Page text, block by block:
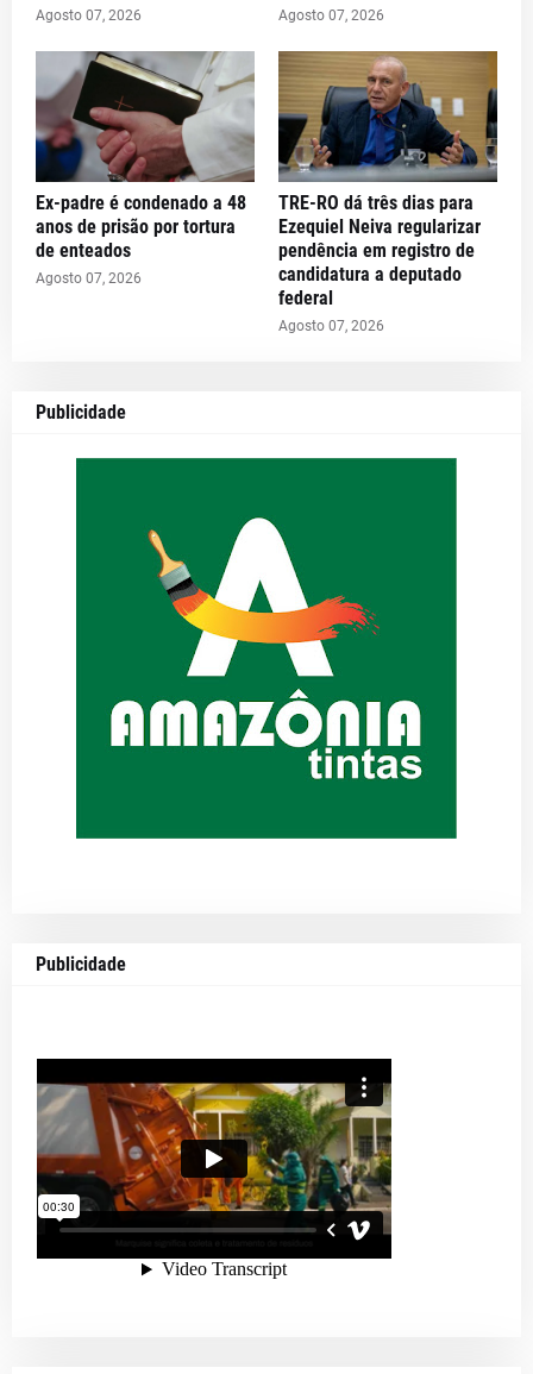
Agosto 07, 2026 Agosto 07, 2026
Ex-padre é condenado a 48
anos de prisão por tortura
de enteados
Agosto 07, 2026
TRE-RO dá três dias para
Ezequiel Neiva regularizar
pendência em registro de
candidatura a deputado
federal
Agosto 07, 2026
Publicidade
Publicidade